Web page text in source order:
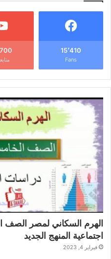
15٬410
Fans
الهرم السكاني لمصر الصف
اجتماعية المنهج الجديد
فبراير 4, 2023